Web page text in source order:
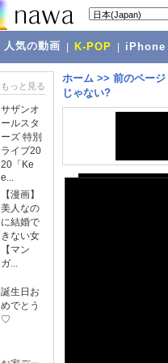
人気の動画 K-POP iPhone
もっと見る
サザンオ
ールスタ
ーズ 特別
ライブ20
20「Ke
e...
【漫画】
美人なの
に結婚で
きない女
【マン
ガ...
誕生日お
めでとう
♡
ホーム >> 前のページ
じゃない?